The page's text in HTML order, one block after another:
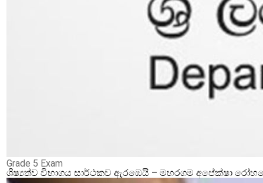
Grade 5 Exam
ශිෂ්‍යත්ව විභාගය සාර්ථකව ඇරඹෙයි – මහරගම අපේක්ෂා